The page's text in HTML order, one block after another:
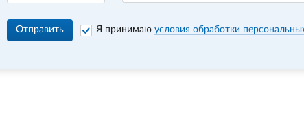
Отправить Я принимаю условия обработки